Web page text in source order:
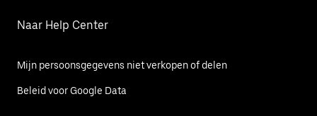
Naar Help Center
Mijn persoonsgegevens niet verkopen of delen
Beleid voor Google Data